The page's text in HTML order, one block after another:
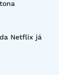
Netflix já